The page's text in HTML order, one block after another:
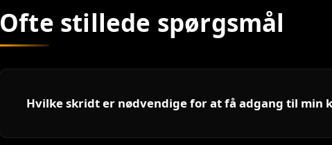
Ofte stillede spørgsmål
Hvilke skridt er nødvendige for at få adgang til min